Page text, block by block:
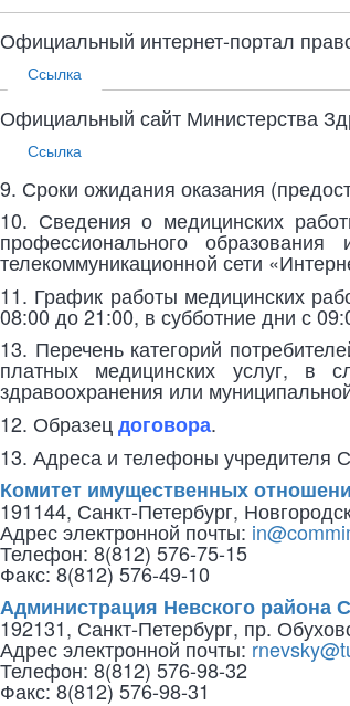
Официальный интернет-портал
Ссылка
Официальный сайт Министерства
Ссылка
9. Сроки ожидания оказания
10. Сведения о медицинских
профессионального
телекоммуникационной сети
11. График работы медицинских
08:00 до 21:00, в субботние дни с
13. Перечень категорий
платных медицинских услуг, в
здравоохранения или
12. Образецдоговора.
13. Адреса и телефоны учредителя
Комитет имущественных
191144, Санкт-Петербург,
Адрес электронной почты:
Телефон: 8(812) 576-75-15
Факс: 8(812) 576-49-10
Администрация Невского района
192131, Санкт‑Петербург, пр.
Адрес электронной почты:
Телефон: 8(812) 576-98-32
Факс: 8(812) 576-98-31